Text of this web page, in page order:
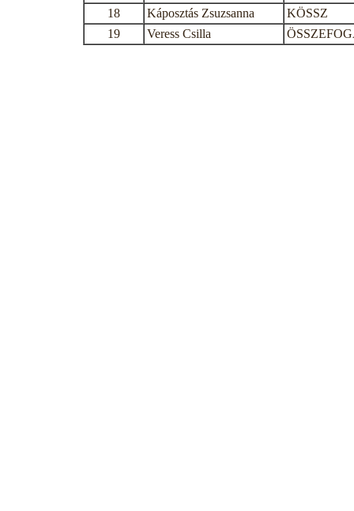
18
Káposztás Zsuzsanna
KÖSSZ
19
Veress Csilla